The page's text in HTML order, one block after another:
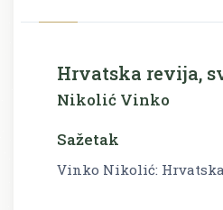
Hrvatska revija,
Nikolić Vinko
Sažetak
Vinko Nikolić: Hrvatska